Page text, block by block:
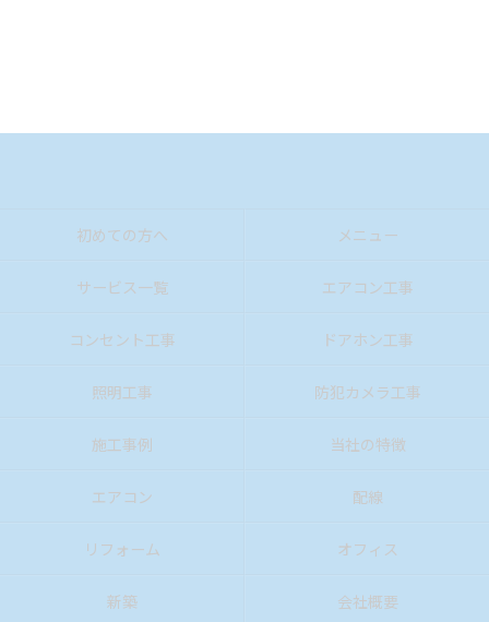
初めての方へ メニュー
サービス一覧 エアコン工事
コンセント工事 ドアホン工事
照明工事 防犯カメラ工事
施工事例 当社の特徴
エアコン 配線
リフォーム オフィス
新築 会社概要